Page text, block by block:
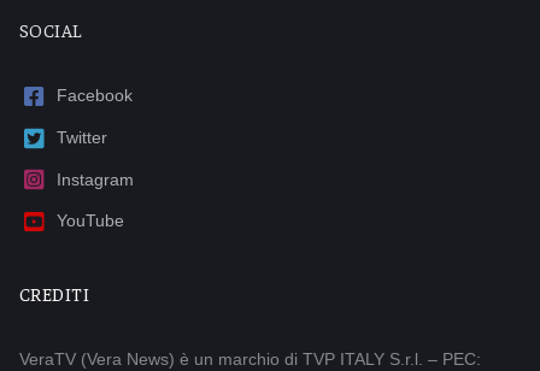
SOCIAL
Facebook
Twitter
Instagram
YouTube
CREDITI
VeraTV (Vera News) è un marchio di TVP ITALY S.r.l. – PEC: